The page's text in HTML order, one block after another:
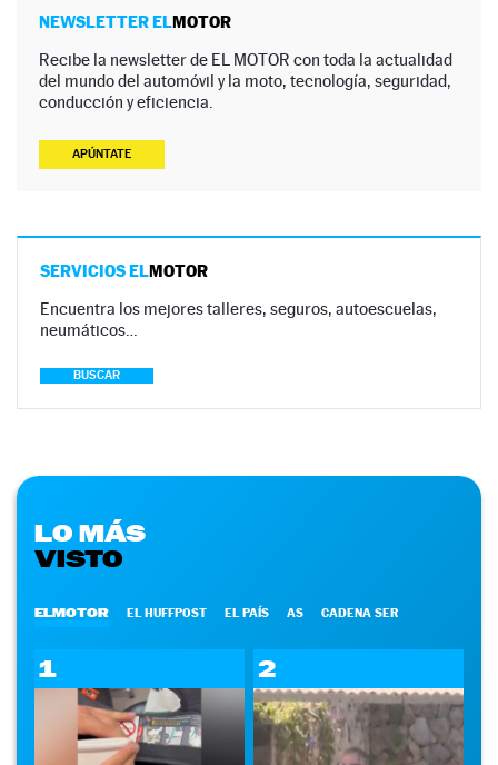
NEWSLETTER ELMOTOR
Recibe la newsletter de EL MOTOR con toda la actualidad
del mundo del automóvil y la moto, tecnología, seguridad,
conducción y eficiencia.
APÚNTATE
SERVICIOS ELMOTOR
Encuentra los mejores talleres, seguros, autoescuelas,
neumáticos…
BUSCAR
LO MÁS
VISTO
ELMOTOR EL HUFFPOST EL PAÍS AS CADENA SER
1 2